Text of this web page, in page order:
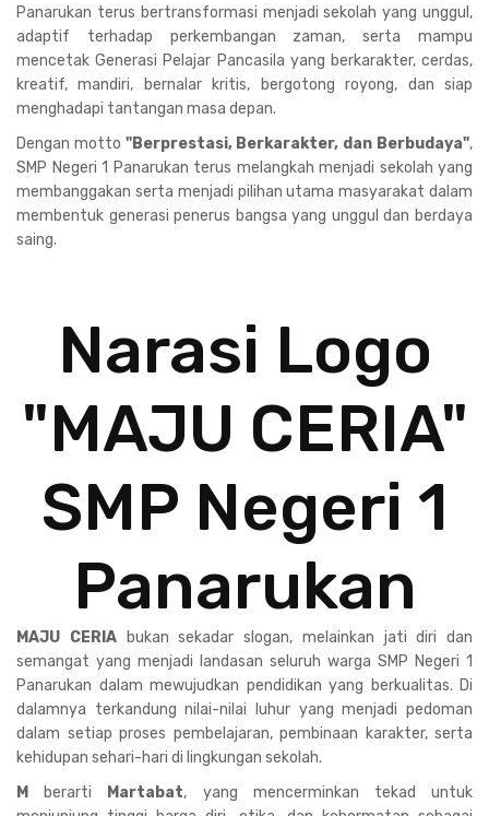
Panarukan terus bertransformasi menjadi sekolah yang unggul,
adaptif terhadap perkembangan zaman, serta mampu
mencetak Generasi Pelajar Pancasila yang berkarakter, cerdas,
kreatif, mandiri, bernalar kritis, bergotong royong, dan siap
menghadapi tantangan masa depan.
Dengan motto "Berprestasi, Berkarakter, dan Berbudaya",
SMP Negeri 1 Panarukan terus melangkah menjadi sekolah yang
membanggakan serta menjadi pilihan utama masyarakat dalam
membentuk generasi penerus bangsa yang unggul dan berdaya
saing.
Narasi Logo
"MAJU CERIA"
SMP Negeri 1
Panarukan
MAJU CERIAbukan sekadar slogan, melainkan jati diri dan
semangat yang menjadi landasan seluruh warga SMP Negeri 1
Panarukan dalam mewujudkan pendidikan yang berkualitas. Di
dalamnya terkandung nilai-nilai luhur yang menjadi pedoman
dalam setiap proses pembelajaran, pembinaan karakter, serta
kehidupan sehari-hari di lingkungan sekolah.
M
berarti Martabat, yang mencerminkan tekad untuk